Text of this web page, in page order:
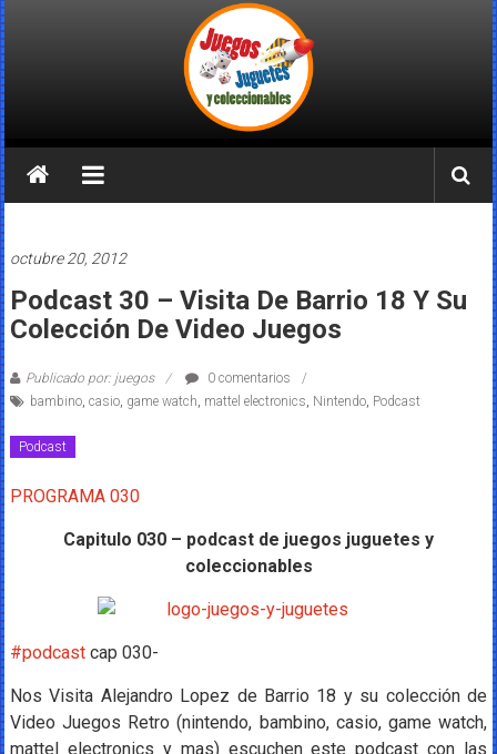
Saltar
al
contenido
Juegos
Juguetes
y
Coleccionables
Noticias
entretenimiento
para
coleccionistas.
octubre 20, 2012
Podcast 30 – Visita De Barrio 18 Y Su
Colección De Video Juegos
Publicado por: juegos
0 comentarios
bambino, casio, game watch, mattel electronics, Nintendo, Podcast
Podcast
PROGRAMA 030
Capitulo 030 – podcast de juegos juguetes y
coleccionables
#podcastcap 030-
Nos Visita Alejandro Lopez de Barrio 18 y su colección de
Video Juegos Retro (nintendo, bambino, casio, game watch,
mattel electronics y mas) escuchen este podcast con las